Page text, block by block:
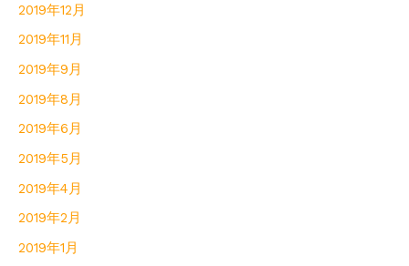
2019年12月
2019年11月
2019年9月
2019年8月
2019年6月
2019年5月
2019年4月
2019年2月
2019年1月